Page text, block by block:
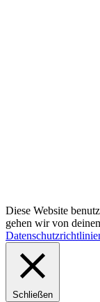
Diese Website
gehen wir von
Schließen